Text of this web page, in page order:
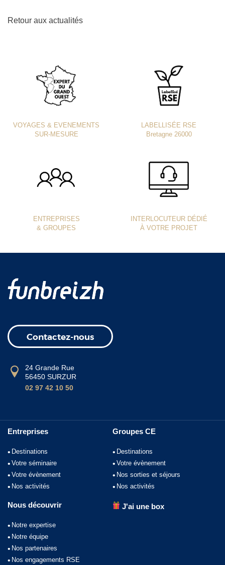
Retour aux actualités
VOYAGES & EVENEMENTS
SUR-MESURE
LABELLISÉE RSE
Bretagne 26000
ENTREPRISES
& GROUPES
INTERLOCUTEUR DÉDIÉ
À VOTRE PROJET
Contactez-nous
24 Grande Rue
56450 SURZUR
02 97 42 10 50
Entreprises
Destinations
Votre séminaire
Votre évènement
Nos activités
Groupes CE
Destinations
Votre évènement
Nos sorties et séjours
Nos activités
Nous découvrir
Notre expertise
Notre équipe
Nos partenaires
Nos engagements RSE
J'ai une box